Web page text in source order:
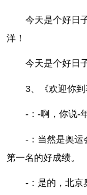
今天是个好日
洋！
今天是个好日
3、《欢迎你到
-：-啊，你说-
-：当然是奥运
第一名的好成绩。
-：是的，北京